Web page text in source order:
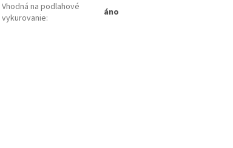
Vhodná na podlahové
vykurovanie: áno